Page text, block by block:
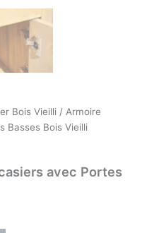
Bois Vieilli / Armoire
Basses Bois Vieilli
avec Portes